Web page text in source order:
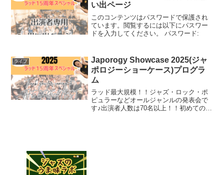
い出ページ
このコンテンツはパスワードで保護され
ています。閲覧するには以下にパスワー
ドを入力してください。 パスワード:
ライブ
Japorogy Showcase 2025(ジャ
ポロジーショーケース)プログラ
ム
ラッド最大規模！！ジャズ・ロック・ポ
ピュラーなどオールジャンルの発表会で
す♪出演者人数は70名以上！！初めての生